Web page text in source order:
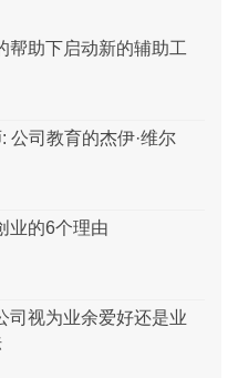
帮助下启动新的辅助工
公司教育的杰伊·维尔
业的6个理由
司视为业余爱好还是业